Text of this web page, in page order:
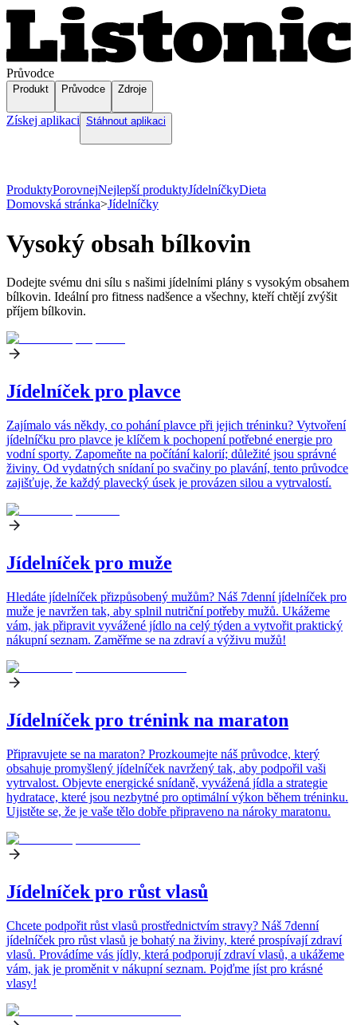
Průvodce
Produkt Průvodce Zdroje
Získej aplikaci Stáhnout aplikaci
ProduktyPorovnejNejlepší produktyJídelníčkyDieta
Domovská stránka>Jídelníčky
Vysoký obsah bílkovin
Dodejte svému dni sílu s našimi jídelními plány s vysokým obsahem
bílkovin. Ideální pro fitness nadšence a všechny, kteří chtějí zvýšit
příjem bílkovin.
Jídelníček pro plavce
Zajímalo vás někdy, co pohání plavce při jejich tréninku? Vytvoření
jídelníčku pro plavce je klíčem k pochopení potřebné energie pro
vodní sporty. Zapomeňte na počítání kalorií; důležité jsou správné
živiny. Od vydatných snídaní po svačiny po plavání, tento průvodce
zajišťuje, že každý plavecký úsek je provázen silou a vytrvalostí.
Jídelníček pro muže
Hledáte jídelníček přizpůsobený mužům? Náš 7denní jídelníček pro
muže je navržen tak, aby splnil nutriční potřeby mužů. Ukážeme
vám, jak připravit vyvážené jídlo na celý týden a vytvořit praktický
nákupní seznam. Zaměřme se na zdraví a výživu mužů!
Jídelníček pro trénink na maraton
Připravujete se na maraton? Prozkoumejte náš průvodce, který
obsahuje promyšlený jídelníček navržený tak, aby podpořil vaši
vytrvalost. Objevte energické snídaně, vyvážená jídla a strategie
hydratace, které jsou nezbytné pro optimální výkon během tréninku.
Ujistěte se, že je vaše tělo dobře připraveno na nároky maratonu.
Jídelníček pro růst vlasů
Chcete podpořit růst vlasů prostřednictvím stravy? Náš 7denní
jídelníček pro růst vlasů je bohatý na živiny, které prospívají zdraví
vlasů. Provádíme vás jídly, která podporují zdraví vlasů, a ukážeme
vám, jak je proměnit v nákupní seznam. Pojďme jíst pro krásné
vlasy!